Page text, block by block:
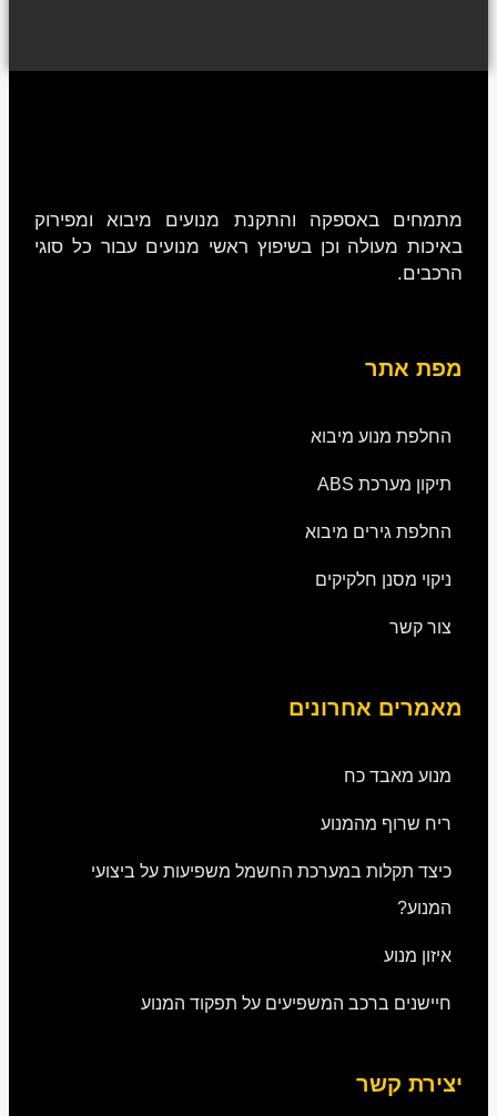
מתמחים באספקה והתקנת מנועים מיבוא ומפירוק
באיכות מעולה וכן בשיפוץ ראשי מנועים עבור כל סוגי
הרכבים.
מפת אתר
החלפת מנוע מיבוא
תיקון מערכת ABS
החלפת גירים מיבוא
ניקוי מסנן חלקיקים
צור קשר
מאמרים אחרונים
מנוע מאבד כח
ריח שרוף מהמנוע
כיצד תקלות במערכת החשמל משפיעות על ביצועי
המנוע?
איזון מנוע
חיישנים ברכב המשפיעים על תפקוד המנוע
יצירת קשר